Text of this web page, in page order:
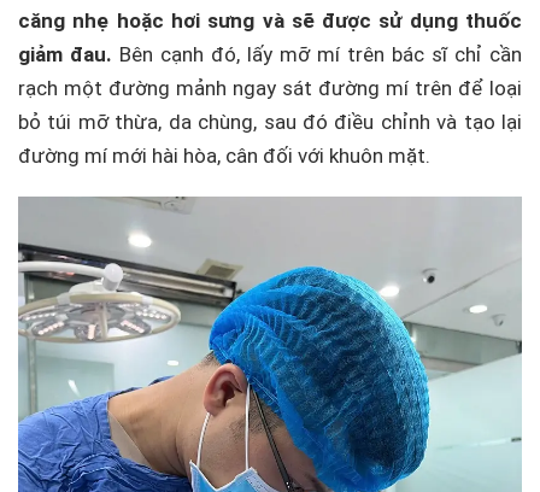
căng nhẹ hoặc hơi sưng và sẽ được sử dụng thuốc
giảm đau. Bên cạnh đó, lấy mỡ mí trên bác sĩ chỉ cần
rạch một đường mảnh ngay sát đường mí trên để loại
bỏ túi mỡ thừa, da chùng, sau đó điều chỉnh và tạo lại
đường mí mới hài hòa, cân đối với khuôn mặt.